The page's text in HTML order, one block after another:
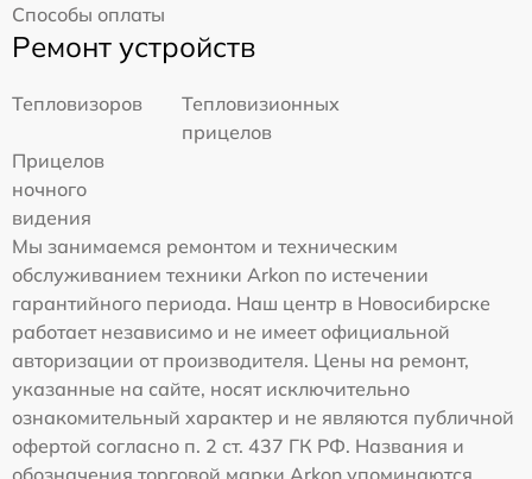
Способы оплаты
Ремонт устройств
Тепловизоров
Тепловизионных
прицелов
Прицелов
ночного
видения
Мы занимаемся ремонтом и техническим
обслуживанием техники Arkon по истечении
гарантийного периода. Наш центр в Новосибирске
работает независимо и не имеет официальной
авторизации от производителя. Цены на ремонт,
указанные на сайте, носят исключительно
ознакомительный характер и не являются публичной
офертой согласно п. 2 ст. 437 ГК РФ. Названия и